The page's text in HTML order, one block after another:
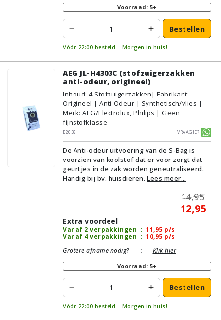
Voorraad: 5+
Bestellen
Vóór 22:00 besteld = Morgen in huis!
AEG JL-H4303C (stofzuigerzakken
anti-odeur, origineel)
Inhoud: 4 Stofzuigerzakken| Fabrikant:
Origineel | Anti-Odeur | Synthetisch/vlies |
Merk: AEG/Electrolux, Philips | Geen
fijnstofklasse
E203S
Vraagje?
De Anti-odeur uitvoering van de S-Bag is
voorzien van koolstof dat er voor zorgt dat
geurtjes in de zak worden geneutraliseerd.
Handig bij bv. huisdieren. Lees meer...
14,95
12,95
Extra voordeel
Vanaf 2 verpakkingen : 11,95 p/s
Vanaf 4 verpakkingen : 10,95 p/s
Grotere afname nodig?
: Klik hier
Voorraad: 5+
Bestellen
Vóór 22:00 besteld = Morgen in huis!